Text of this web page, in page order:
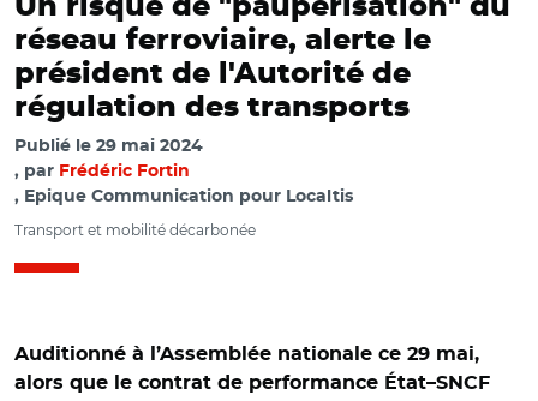
Un risque de "paupérisation" du
réseau ferroviaire, alerte le
président de l'Autorité de
régulation des transports
Publié le 29 mai 2024
par Frédéric Fortin
, Epique Communication pour Localtis
Transport et mobilité décarbonée
Auditionné à l’Assemblée nationale ce 29 mai,
alors que le contrat de performance État–SNCF